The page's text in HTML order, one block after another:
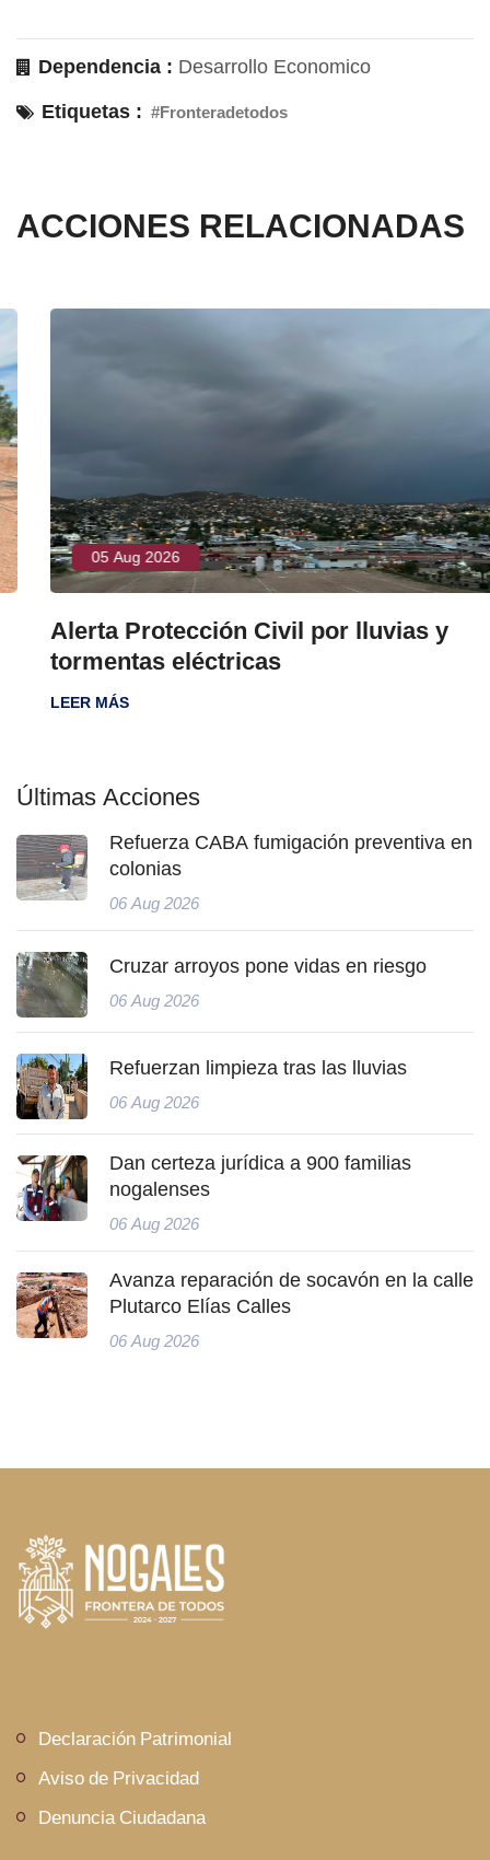
Dependencia : Desarrollo Economico
Etiquetas : #Fronteradetodos
ACCIONES RELACIONADAS
05 Aug 2026
Alerta Protección Civil por lluvias y
tormentas eléctricas
LEER MÁS
Últimas Acciones
Refuerza CABA fumigación preventiva en
colonias
06 Aug 2026
Cruzar arroyos pone vidas en riesgo
06 Aug 2026
Refuerzan limpieza tras las lluvias
06 Aug 2026
Dan certeza jurídica a 900 familias
nogalenses
06 Aug 2026
Avanza reparación de socavón en la calle
Plutarco Elías Calles
06 Aug 2026
Declaración Patrimonial
Aviso de Privacidad
Denuncia Ciudadana